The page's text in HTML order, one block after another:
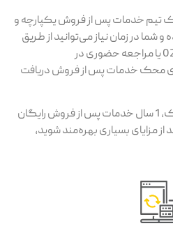
تیم خدمات پس از فروش یکپارچه و
در زمان نیاز می‌توانید از طریق
تماس تلفنی با شماره 02164056 یا مراجعه حضوری در
محک خدمات پس از فروش دریافت
با خرید نرم افزار حسابداری محک، 1 سال خدمات پس از فروش رایگان
مزایای بسیاری بهره‌مند شوید،